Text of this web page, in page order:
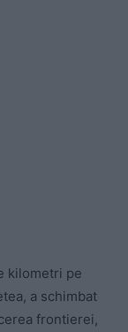
kilometri pe
a schimbat
frontierei,